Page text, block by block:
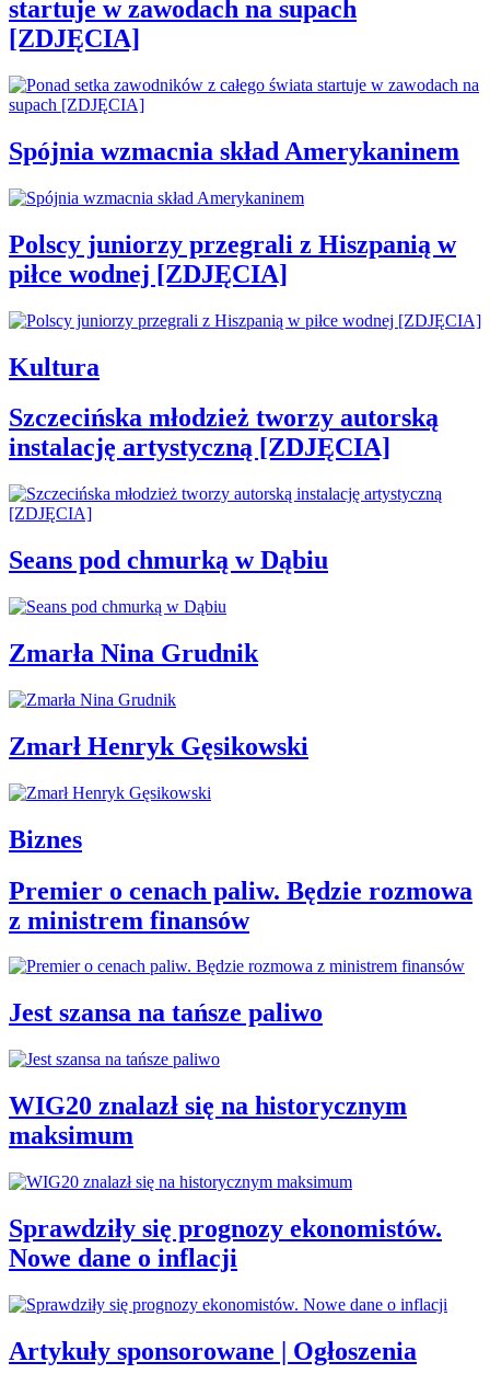
startuje w zawodach na supach
[ZDJĘCIA]
Spójnia wzmacnia skład Amerykaninem
Polscy juniorzy przegrali z Hiszpanią w
piłce wodnej [ZDJĘCIA]
Kultura
Szczecińska młodzież tworzy autorską
instalację artystyczną [ZDJĘCIA]
Seans pod chmurką w Dąbiu
Zmarła Nina Grudnik
Zmarł Henryk Gęsikowski
Biznes
Premier o cenach paliw. Będzie rozmowa
z ministrem finansów
Jest szansa na tańsze paliwo
WIG20 znalazł się na historycznym
maksimum
Sprawdziły się prognozy ekonomistów.
Nowe dane o inflacji
Artykuły sponsorowane | Ogłoszenia